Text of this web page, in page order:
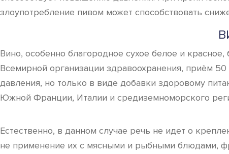
злоупотребление пивом может способствовать
Вино, особенно благородное сухое белое и
Всемирной организации здравоохранения, приём
давления, но только в виде добавки здоровому
Южной Франции, Италии и средиземноморского
Естественно, в данном случае речь не идет о
не применение их с мясными и рыбными блюдами,